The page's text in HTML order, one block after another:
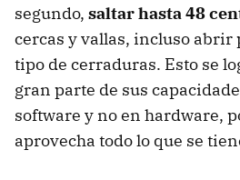
segundo, saltar hasta 48
cercas y vallas, incluso abrir
tipo de cerraduras. Esto se
gran parte de sus
software y no en hardware,
aprovecha todo lo que se